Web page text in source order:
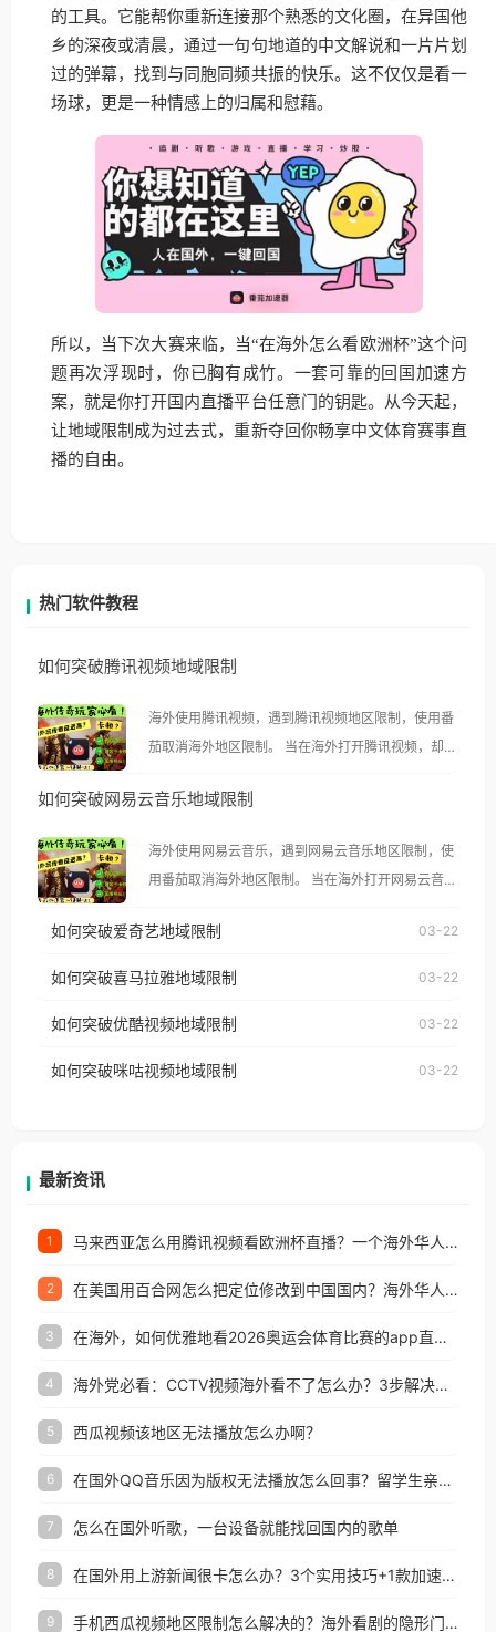
的工具。它能帮你重新连接那个熟悉的文化圈，在异国他
乡的深夜或清晨，通过一句句地道的中文解说和一片片划
过的弹幕，找到与同胞同频共振的快乐。这不仅仅是看一
场球，更是一种情感上的归属和慰藉。
所以，当下次大赛来临，当“在海外怎么看欧洲杯”这个问
题再次浮现时，你已胸有成竹。一套可靠的回国加速方
案，就是你打开国内直播平台任意门的钥匙。从今天起，
让地域限制成为过去式，重新夺回你畅享中文体育赛事直
播的自由。
热门软件教程
如何突破腾讯视频地域限制
海外使用腾讯视频，遇到腾讯视频地区限制，使用番
茄取消海外地区限制。 当在海外打开腾讯视频，却突
示语。 海外用户如香港、澳门、台湾、美国、加拿
像其他音乐平台一样，出现地区及版权限制问题，且
仅能在中国大陆地区播放。 遇到这个问题的朋友们，
使用番茄回国加速器，即可解决「海外用户收听腾讯
台湾、美国、加拿大、澳大利亚、欧洲等国家和地区
权限制所困扰。
如何突破网易云音乐地域限制
海外使用网易云音乐，遇到网易云音乐地区限制，使
用番茄取消海外地区限制。 当在海外打开网易云音
播放”的提示语。 海外用户如香港、澳门、台湾、美
国、加拿大、澳大利亚、欧洲等国家和地区时，网易
制问题，且仅能在中国大陆地区播放。 遇到这个问题
户收听网易云音乐地区版权限制」的问题，无论人在
如何突破爱奇艺地域限制 03-22
如何突破喜马拉雅地域限制 03-22
如何突破优酷视频地域限制 03-22
如何突破咪咕视频地域限制 03-22
最新资讯
1 马来西亚怎么用腾讯视频看欧洲杯直播？一个海外华人的真实困扰与破解
2 在美国用百合网怎么把定位修改到中国国内？海外华人必备的回国加速指南
3 在海外，如何优雅地看2026奥运会体育比赛的app直播？
4 海外党必看：CCTV视频海外看不了怎么办？3步解决地区限制+追剧自由
5 西瓜视频该地区无法播放怎么办啊？
6 在国外QQ音乐因为版权无法播放怎么回事？留学生亲测有效的解决办法
7 怎么在国外听歌，一台设备就能找回国内的歌单
8 在国外用上游新闻很卡怎么办？3个实用技巧+1款加速器解决海外看国内内容难题
9 手机西瓜视频地区限制怎么解决的？海外看剧的隐形门与钥匙